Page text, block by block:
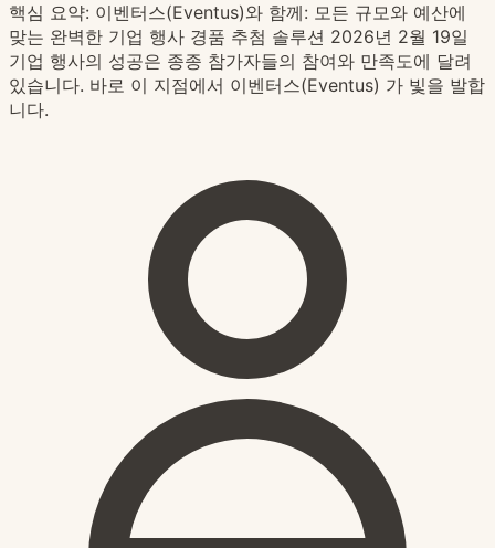
핵심 요약: 이벤터스(Eventus)와 함께: 모든 규모와 예산에
맞는 완벽한 기업 행사 경품 추첨 솔루션 2026년 2월 19일
기업 행사의 성공은 종종 참가자들의 참여와 만족도에 달려
있습니다. 바로 이 지점에서 이벤터스(Eventus) 가 빛을 발합
니다.